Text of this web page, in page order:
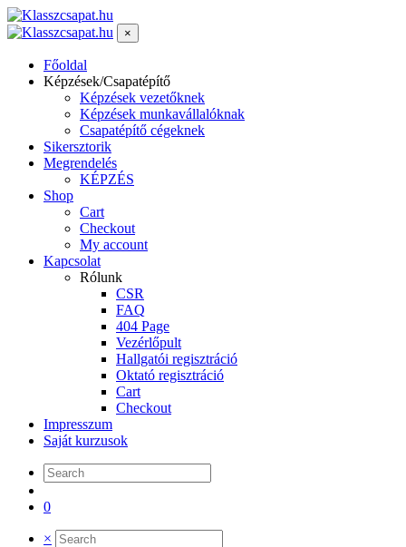
×
Főoldal
Képzések/Csapatépítő
Képzések vezetőknek
Képzések munkavállalóknak
Csapatépítő cégeknek
Sikersztorik
Megrendelés
KÉPZÉS
Shop
Cart
Checkout
My account
Kapcsolat
Rólunk
CSR
FAQ
404 Page
Vezérlőpult
Hallgatói regisztráció
Oktató regisztráció
Cart
Checkout
Impresszum
Saját kurzusok
0
×